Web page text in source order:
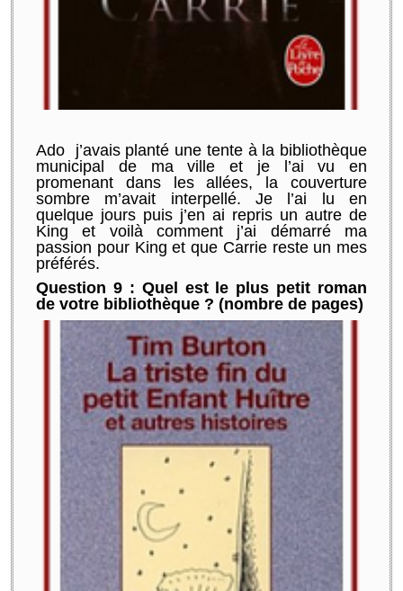
Ado j’avais planté une tente à la bibliothèque
municipal de ma ville et je l’ai vu en
promenant dans les allées, la couverture
sombre m’avait interpellé. Je l’ai lu en
quelque jours puis j’en ai repris un autre de
King et voilà comment j’ai démarré ma
passion pour King et que Carrie reste un mes
préférés.
Question 9 : Quel est le plus petit roman
de votre bibliothèque ? (nombre de pages)